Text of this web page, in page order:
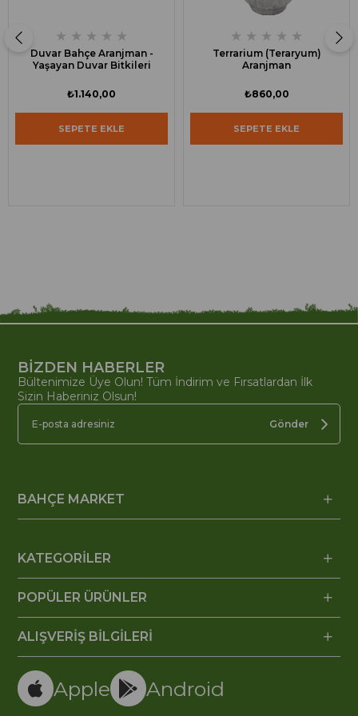
★ ★ ★ ★ ★
Duvar Bahçe Aranjman -
Yaşayan Duvar Bitkileri
₺1.140,00
SEPETE EKLE
★ ★ ★ ★ ★
Terrarium (Teraryum)
Aranjman
₺860,00
SEPETE EKLE
BİZDEN HABERLER
Bültenimize Üye Olun! Tüm İndirim ve Fırsatlardan İlk
Sizin Haberiniz Olsun!
Gönder
BAHÇE MARKET
KATEGORİLER
POPÜLER ÜRÜNLER
ALIŞVERİŞ BİLGİLERİ
Apple Android